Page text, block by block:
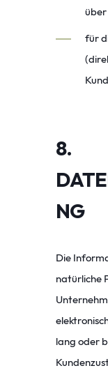
für
8.
NG
Die
natürliche
lang oder